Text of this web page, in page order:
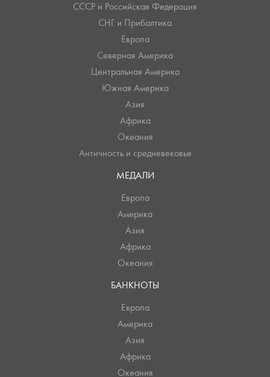
СССР и Российская Федерация
СНГ и Прибалтика
Европа
Северная Америка
Центральная Америка
Южная Америка
Азия
Африка
Океания
Античность и средневековье
МЕДАЛИ
Европа
Америка
Азия
Африка
Океания
БАНКНОТЫ
Европа
Америка
Азия
Африка
Океания